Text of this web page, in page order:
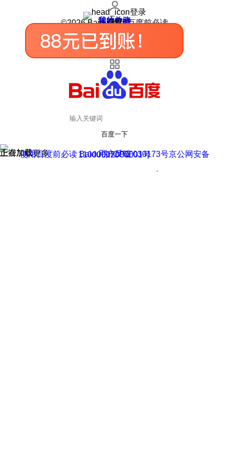
登录
我的关注
我的收藏
皮肤中心
用户反馈
设置
©2026 Baidu 使用百度前必读
百度一下
正在加载
上滑加载更多 用户反馈
使用百度前必读 Baidu 京ICP证030173号
京公网安备11000002000001号